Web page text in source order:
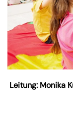
Leitung: Monika